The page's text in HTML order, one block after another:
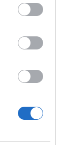
Αν δείτε
δωμάτιο